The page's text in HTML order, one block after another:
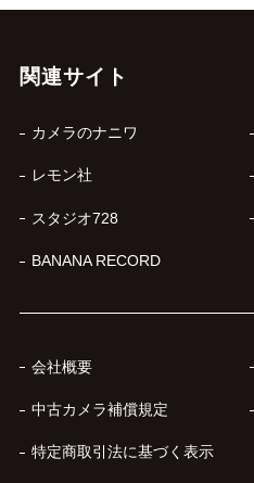
関連サイト
カメラのナニワ
レモン社
スタジオ728
BANANA RECORD
会社概要
中古カメラ補償規定
特定商取引法に基づく表示